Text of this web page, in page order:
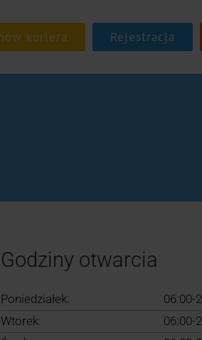
Rejestracja
Godziny otwarcia
Poniedziałek:
06:00-
Wtorek:
06:00-